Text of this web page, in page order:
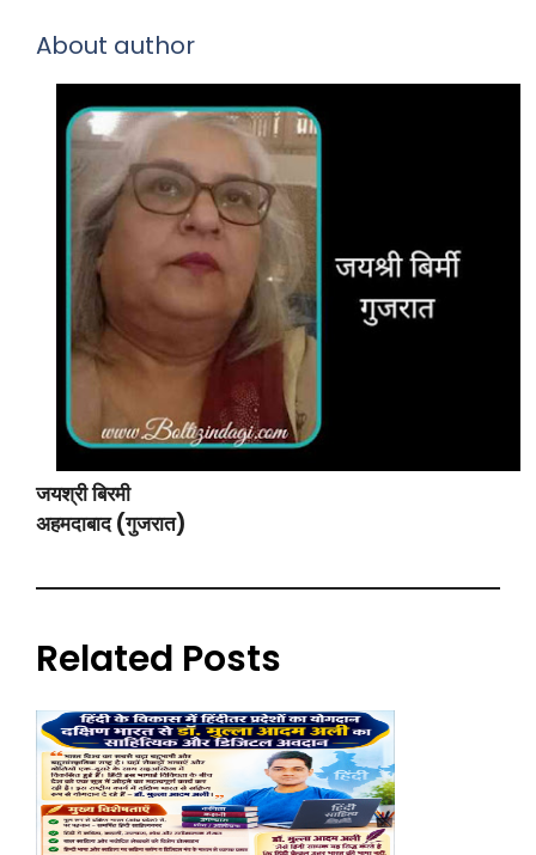
About author
जयश्री बिरमी
अहमदाबाद (गुजरात)
Related Posts